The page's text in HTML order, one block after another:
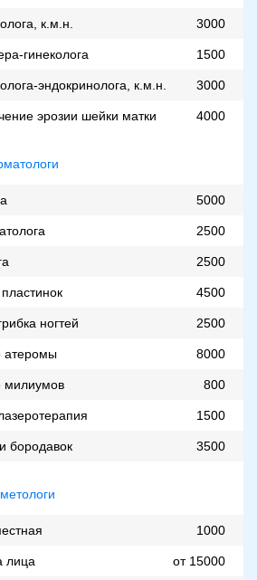
к.м.н. 3000
гинеколога 1500
эндокринолога, к.м.н. 3000
эрозии шейки матки 4000
5000
2500
2500
4500
ногтей 2500
атеромы 8000
милиумов 800
1500
бородавок 3500
1000
лица от 15000